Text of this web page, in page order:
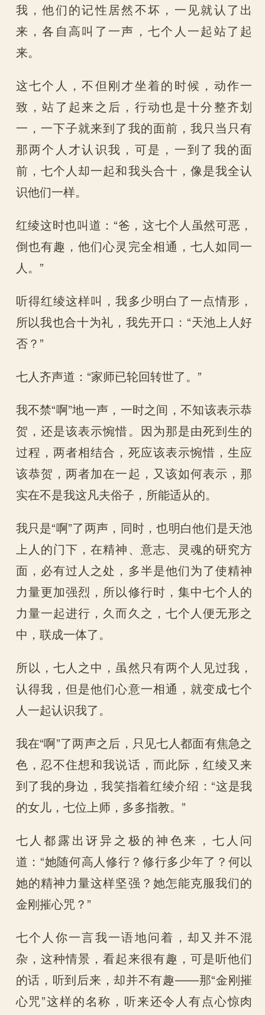
我，他们的记性居然不坏，一见就认了出
来，各自高叫了一声，七个人一起站了起
来。
这七个人，不但刚才坐着的时候，动作一
致，站了起来之后，行动也是十分整齐划
一，一下子就来到了我的面前，我只当只有
那两个人才认识我，可是，一到了我的面
前，七个人却一起和我头合十，像是我全认
识他们一样。
红绫这时也叫道：“爸，这七个人虽然可恶，
倒也有趣，他们心灵完全相通，七人如同一
人。”
听得红绫这样叫，我多少明白了一点情形，
所以我也合十为礼，我先开口：“天池上人好
否？”
七人齐声道：“家师已轮回转世了。”
我不禁“啊”地一声，一时之间，不知该表示恭
贺，还是该表示惋惜。因为那是由死到生的
过程，两者相结合，死应该表示惋惜，生应
该恭贺，两者加在一起，又该如何表示，那
实在不是我这凡夫俗子，所能适从的。
我只是“啊”了两声，同时，也明白他们是天池
上人的门下，在精神、意志、灵魂的研究方
面，必有过人之处，多半是他们为了使精神
力量更加强烈，所以修行时，集中七个人的
力量一起进行，久而久之，七个人便无形之
中，联成一体了。
所以，七人之中，虽然只有两个人见过我，
认得我，但是他们心意一相通，就变成七个
人一起认识我了。
我在“啊”了两声之后，只见七人都面有焦急之
色，忍不住想和我说话，而此际，红绫又来
到了我的身边，我笑指着红绫介绍：“这是我
的女儿，七位上师，多多指教。”
七人都露出讶异之极的神色来，七人问
道：“她随何高人修行？修行多少年了？何以
她的精神力量这样坚强？她怎能克服我们的
金刚摧心咒？”
七个人你一言我一语地问着，却又并不混
杂，这种情景，看起来很有趣，可是听他们
的话，听到后来，却并不有趣——那“金刚摧
心咒”这样的名称，听来还令人有点心惊肉